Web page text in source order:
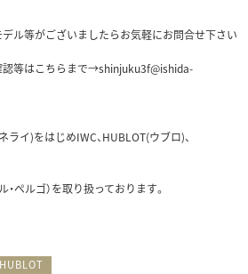
デル等がございましたらお気軽にお問合せ下さい
認等はこちらまで→shinjuku3f@ishida-
ライ)をはじめIWC、HUBLOT(ウブロ)、
・ぺルゴ）を取り扱っております。
HUBLOT